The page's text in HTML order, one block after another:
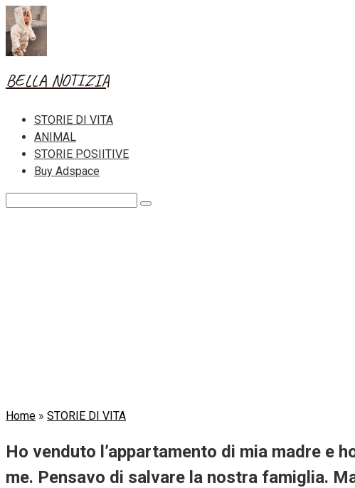
Skip
to
content
BELLA NOTIZIA
STORIE DI VITA
ANIMAL
STORIE POSIITIVE
Buy Adspace
Home » STORIE DI VITA
Ho venduto l’appartamento di mia madre e
me. Pensavo di salvare la nostra famiglia.